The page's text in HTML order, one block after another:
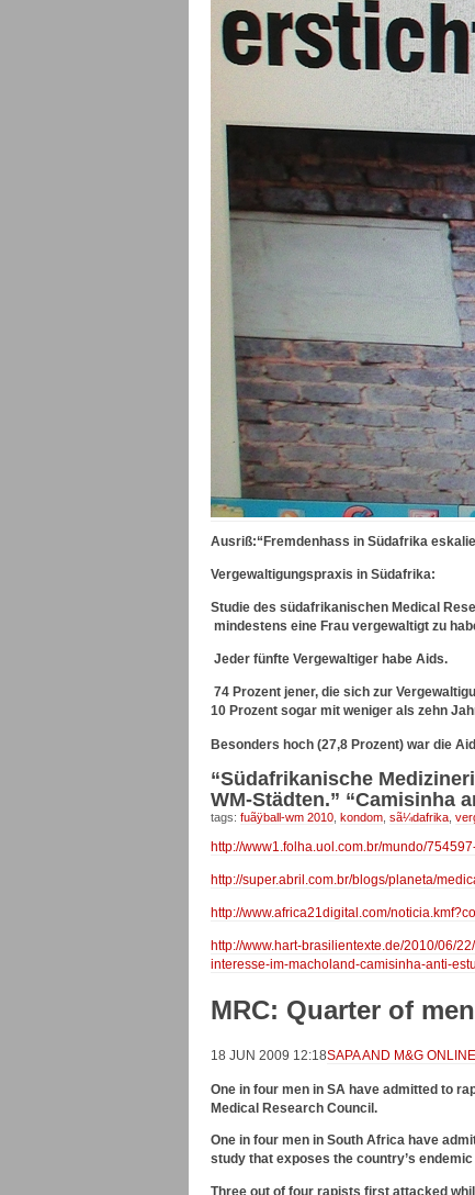
Ausriß:“Fremdenhass in Südafrika
Vergewaltigungspraxis in Südafrika:
Studie des südafrikanischen Medical
mindestens eine Frau vergewaltigt zu
Jeder fünfte Vergewaltiger habe Aids.
74 Prozent jener, die sich zur
10 Prozent sogar mit weniger als zehn
Besonders hoch (27,8 Prozent) war die
“Südafrikanische
WM-Städten.” “Camisinha
tags: fuãÿball-wm 2010 kondom sã¼dafrika
http://www1.folha.uol.com.br/mundo/
http://super.abril.com.br/blogs/planeta/
http://www.africa21digital.com/
http://www.hart-brasilientexte.de/2010/06/
interesse-im-macholand-camisinha-anti-
MRC: Quarter of
18 JUN 2009 12:18SAPA AND M&G
One in four men in SA have admitted to
Medical Research Council.
One in four men in South Africa have
study that exposes the country’s
Three out of four rapists first attacked